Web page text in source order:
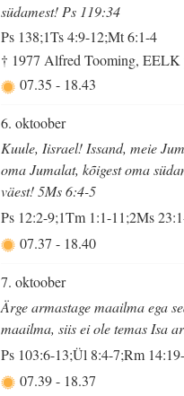
südamest! Ps 119:34
Ps 138;1Ts 4:9-12;Mt 6:1-4
† 1977 Alfred Tooming, EELK
07.35 - 18.43
6. oktoober
Kuule, Iisrael! Issand, meie
oma Jumalat, kõigest oma
väest! 5Ms 6:4-5
Ps 12:2-9;1Tm 1:1-11;2Ms
07.37 - 18.40
7. oktoober
Ärge armastage maailma ega
maailma, siis ei ole temas Isa
Ps 103:6-13;Ül 8:4-7;Rm
07.39- 18.37